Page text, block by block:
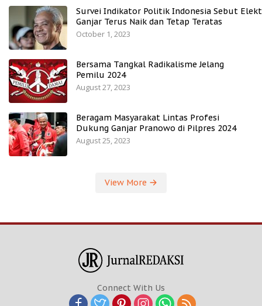
Survei Indikator Politik Indonesia Sebut
Ganjar Terus Naik dan Tetap Teratas
October 1, 2023
Bersama Tangkal Radikalisme Jelang
Pemilu 2024
August 27, 2023
Beragam Masyarakat Lintas Profesi
Dukung Ganjar Pranowo di Pilpres 2024
August 25, 2023
View More
Connect With Us